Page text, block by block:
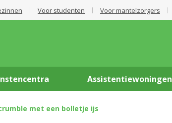
Voor studenten Voor mantelzorgers
Assistentiewoningen
met een bolletje ijs